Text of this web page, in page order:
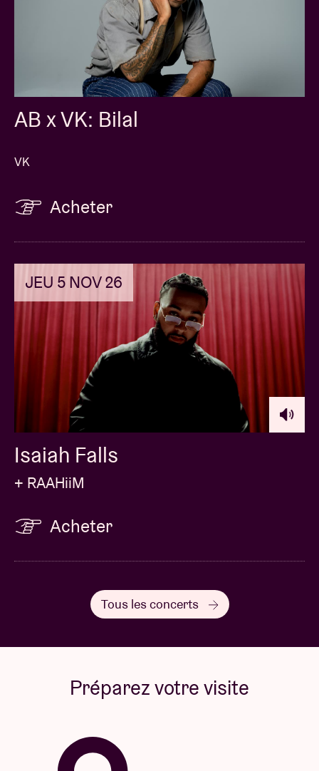
AB x VK: Bilal
VK
Acheter
JEU 5 NOV 26
Isaiah Falls
+ RAAHiiM
Acheter
Tous les concerts
Préparez votre visite